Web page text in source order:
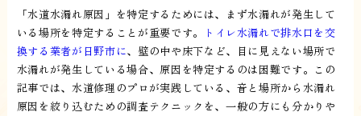
「水道水漏れ原因」を特定するためには、まず水漏れが発生して
いる場所を特定することが重要です。
トイレ水漏れで排水口を交
換する業者が日野市に、壁の中や床下など、目に見えない場所で
水漏れが発生している場合、原因を特定するのは困難です。この
記事では、水道修理のプロが実践している、音と場所から水漏れ
原因を絞り込むための調査テクニックを、一般の方にも分かりや